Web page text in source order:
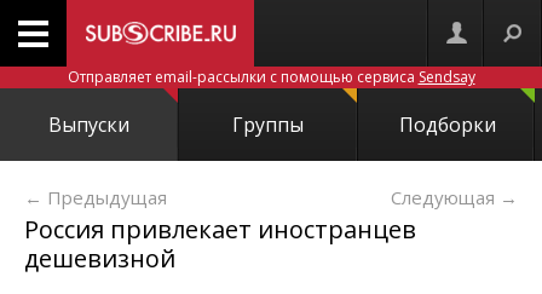
Отправляет email-рассылки с помощью сервиса Sendsay
Выпуски Группы Подборки
← Предыдущая Следующая →
Россия привлекает иностранцев
дешевизной